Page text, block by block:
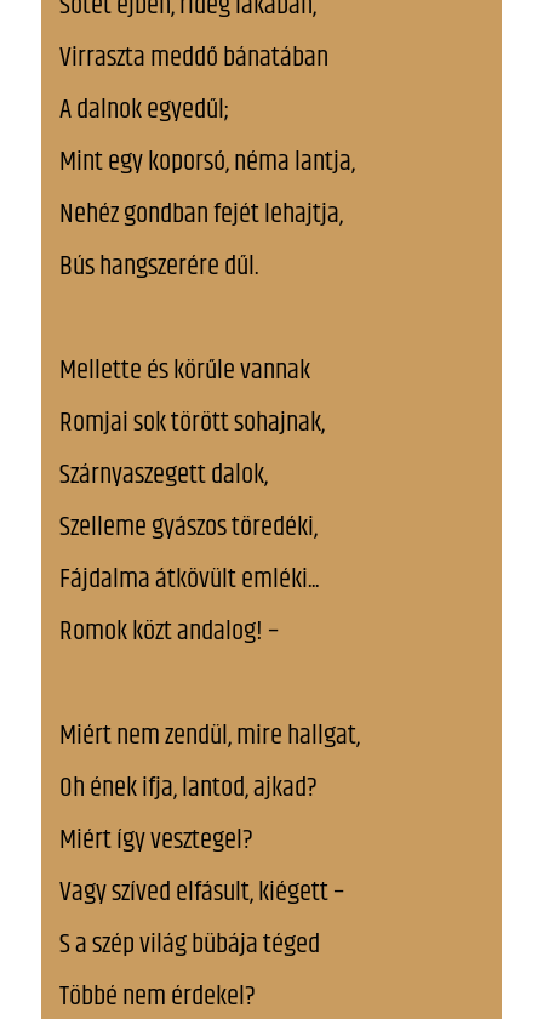
Virraszta meddő bánatában
A dalnok egyedűl;
Mint egy koporsó, néma lantja,
Nehéz gondban fejét lehajtja,
Bús hangszerére dűl.
Mellette és körűle vannak
Romjai sok törött sohajnak,
Szárnyaszegett dalok,
Szelleme gyászos töredéki,
Fájdalma átkövült emléki...
Romok közt andalog! –
Miért nem zendül, mire hallgat,
Oh ének ifja, lantod, ajkad?
Miért így vesztegel?
Vagy szíved elfásult, kiégett –
S a szép világ bübája téged
Többé nem érdekel?